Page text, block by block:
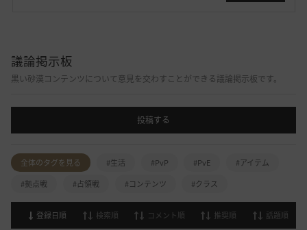
議論掲示板
黒い砂漠コンテンツについて意見を交わすことができる議論掲示板です。
投稿する
全体のタグを見る #生活 #PvP #PvE
#アイテム
#拠点戦
#占領戦 #コンテンツ #クラス
登録日順 検索順 コメント順 推奨順 話題順